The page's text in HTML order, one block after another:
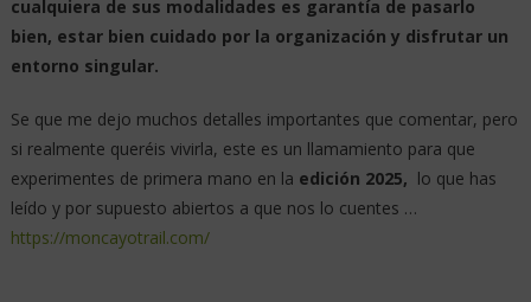
cualquiera de sus modalidades es garantía de pasarlo
bien, estar bien cuidado por la organización y disfrutar un
entorno singular.
Se que me dejo muchos detalles importantes que comentar, pero
si realmente queréis vivirla, este es un llamamiento para que
experimentes de primera mano en la edición 2025, lo que has
leído y por supuesto abiertos a que nos lo cuentes …
https://moncayotrail.com/